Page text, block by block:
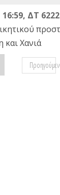
ΔΤ
και Χανιά